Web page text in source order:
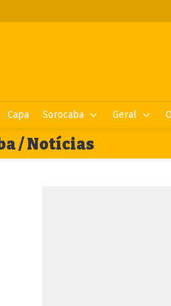
Capa Sorocaba Geral
/ Notícias